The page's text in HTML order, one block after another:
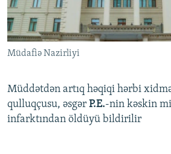
Müdafiə Nazirliyi
Müddətdən artıq həqiqi hərbi
qulluqçusu, əsgər P.E.-nin kəskin
infarktından öldüyü bildirilir